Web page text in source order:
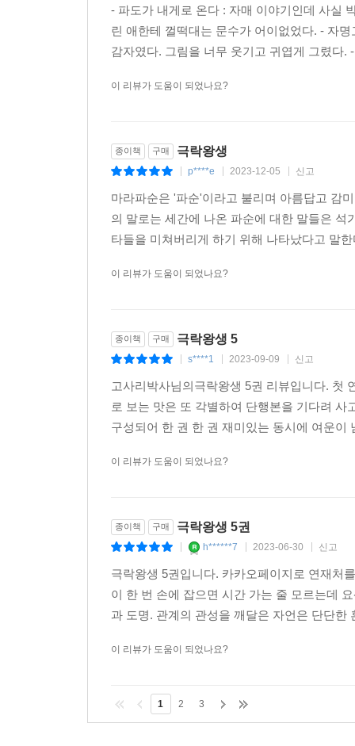
- 파도가 내게로 온다 : 자매 이야기인데 사실
린 애한테 껄떡대는 문수가 어이없었다. - 자
감자였다. 그림을 너무 웃기고 귀엽게 그렸다
이 리뷰가 도움이 되었나요?
종이책 구매 극락왕생
p****e 2023-12-05 신고
마라파순은 '파순'이라고 불리며 아름답고 감
의 말로는 세간에 나온 파순에 대한 말들은
타들을 미쳐버리게 하기 위해 나타났다고 말
이 리뷰가 도움이 되었나요?
종이책 구매 극락왕생 5
s****1 2023-09-09 신고
고사리박사님의극락왕생 5권 리뷰입니다. 첫
로 보는 맛은 또 각별하여 단행본을 기다려
구성되어 한 권 한 권 재미있는 동시에 여운
이 리뷰가 도움이 되었나요?
종이책 구매 극락왕생 5권
h******7 2023-06-30 신고
극락왕생 5권입니다. 카카오페이지로 연재처
이 한 번 손에 잡으면 시간 가는 줄 모르는데
과 도명. 관계의 관성을 깨달은 자언은 단단
이 리뷰가 도움이 되었나요?
1 2 3